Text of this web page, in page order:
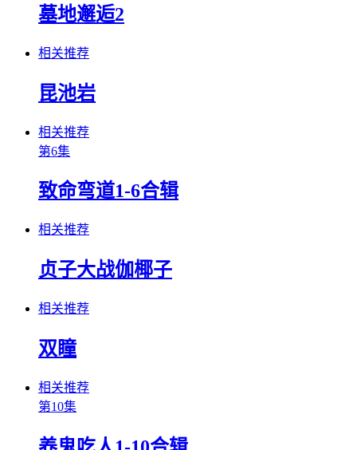
墓地邂逅2
相关推荐
昆池岩
相关推荐
第6集
致命弯道1-6合辑
相关推荐
贞子大战伽椰子
相关推荐
双瞳
相关推荐
第10集